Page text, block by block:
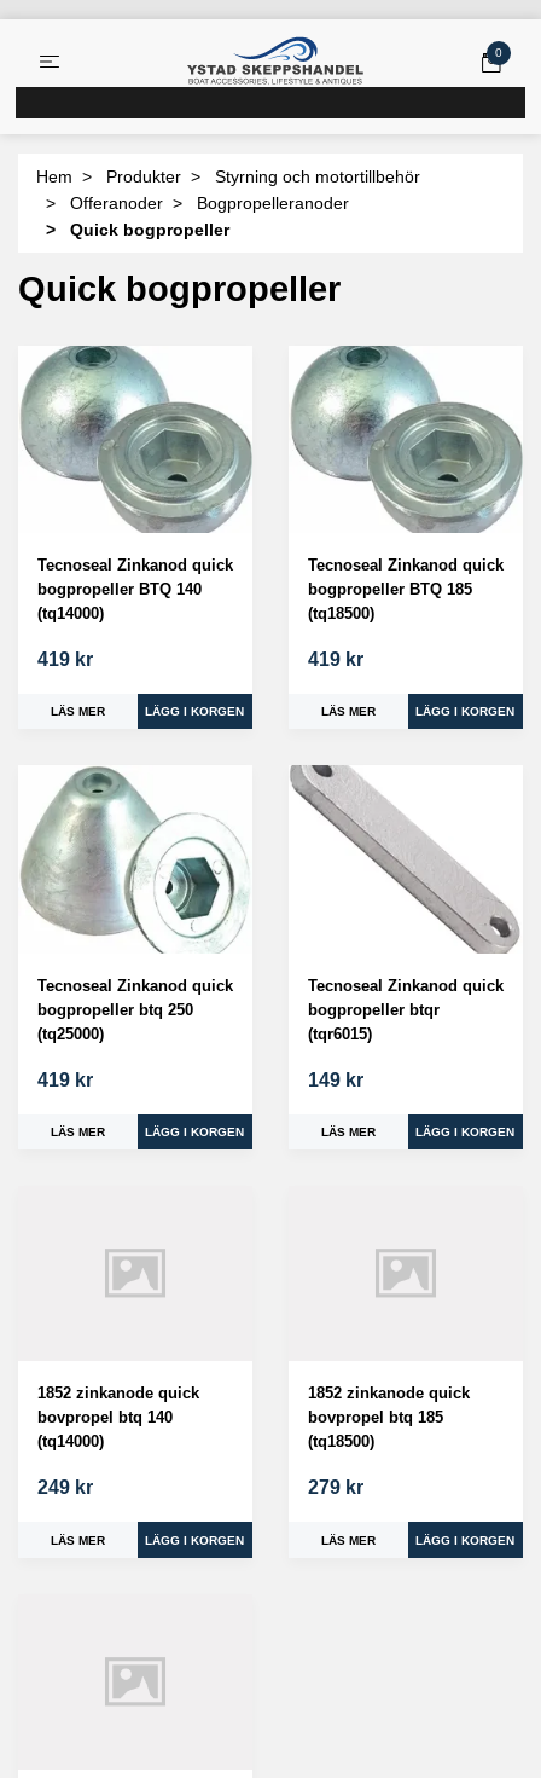
0
Hem Produkter
Styrning och motortillbehör
Offeranoder
Bogpropelleranoder
Quick bogpropeller
Quick bogpropeller
Tecnoseal Zinkanod quick
bogpropeller BTQ 140
(tq14000)
419 kr
LÄS MER
Tecnoseal Zinkanod quick
bogpropeller BTQ 185
(tq18500)
419 kr
LÄS MER
Tecnoseal Zinkanod quick
bogpropeller btq 250
(tq25000)
419 kr
LÄS MER
Tecnoseal Zinkanod quick
bogpropeller btqr
(tqr6015)
149 kr
LÄS MER
1852 zinkanode quick
bovpropel btq 140
(tq14000)
249 kr
LÄS MER
1852 zinkanode quick
bovpropel btq 185
(tq18500)
279 kr
LÄS MER